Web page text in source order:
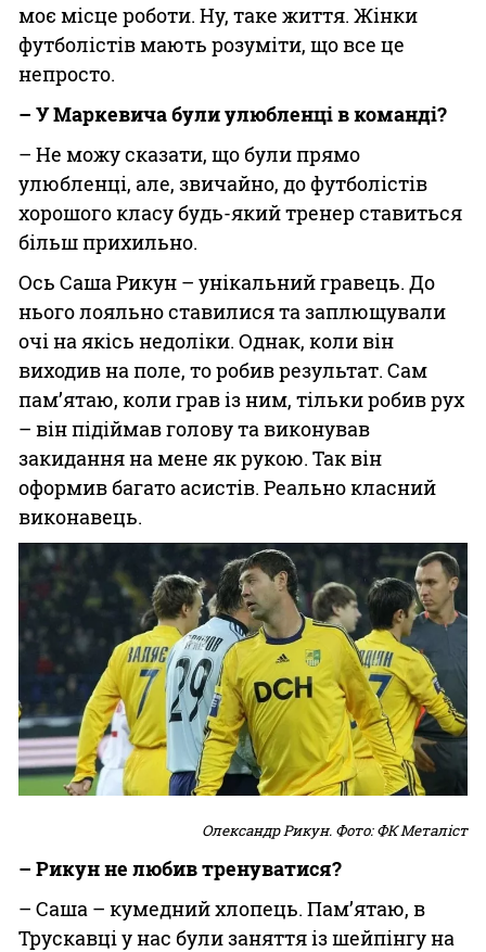
моє місце роботи. Ну, таке життя. Жінки
футболістів мають розуміти, що все це
непросто.
– У Маркевича були улюбленці в команді?
– Не можу сказати, що були прямо
улюбленці, але, звичайно, до футболістів
хорошого класу будь-який тренер ставиться
більш прихильно.
Ось Саша Рикун – унікальний гравець. До
нього лояльно ставилися та заплющували
очі на якісь недоліки. Однак, коли він
виходив на поле, то робив результат. Сам
пам’ятаю, коли грав із ним, тільки робив рух
– він підіймав голову та виконував
закидання на мене як рукою. Так він
оформив багато асистів. Реально класний
виконавець.
Олександр Рикун. Фото: ФК Металіст
– Рикун не любив тренуватися?
– Саша – кумедний хлопець. Пам’ятаю, в
Трускавці у нас були заняття із шейпінгу на